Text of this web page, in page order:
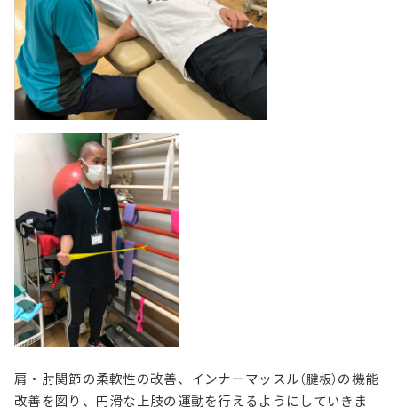
肩・肘関節の柔軟性の改善、インナーマッスル（腱板） の機能
改善を図り、円滑な上肢の運動を行えるようにしていきま